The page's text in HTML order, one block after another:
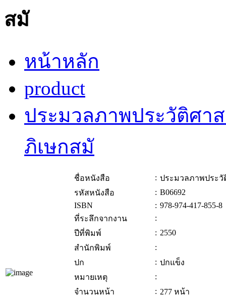
สมั
หน้าหลัก
product
ประมวลภาพประวัติศา
ภิเษกสมั
ชื่อหนังสือ : ประมวลภาพประ
รหัสหนังสือ
: B06692
ISBN
: 978-974-417-855-8
ที่ระลึกจากงาน
:
ปีที่พิมพ์
: 2550
สำนักพิมพ์
:
ปก
: ปกแข็ง
หมายเหตุ
:
จำนวนหน้า
: 277 หน้า